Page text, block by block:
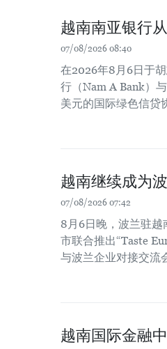
越南南亚银行
07/08/2026 08:40
在2026年8月6日于
行（Nam A Bank）
美元的国际绿色信贷
越南继续成为
07/08/2026 07:42
8月6日晚，波兰驻
市联合推出“Taste
与波兰企业对接交流
越南国际金融